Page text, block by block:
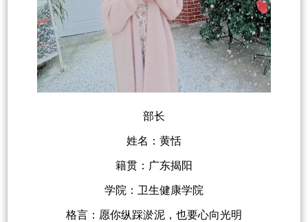
部长
姓名：黄恬
籍贯：广东揭阳
学院：卫生健康学院
格言：愿你纵踩淤泥，也要心向光明